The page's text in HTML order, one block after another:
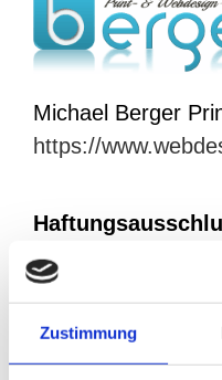
Zustimmung
Michael Berger
https://
Haftung für Inhalte
Als
Abs.1 TMG für